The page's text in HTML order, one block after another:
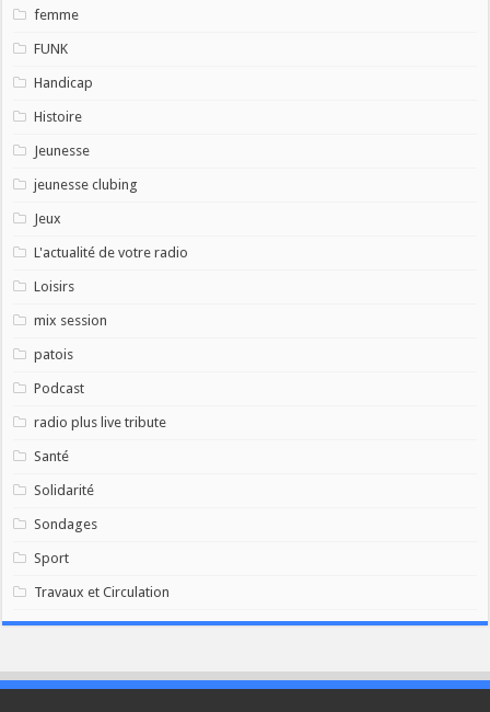
femme
FUNK
Handicap
Histoire
Jeunesse
jeunesse clubing
Jeux
L'actualité de votre radio
Loisirs
mix session
patois
Podcast
radio plus live tribute
Santé
Solidarité
Sondages
Sport
Travaux et Circulation